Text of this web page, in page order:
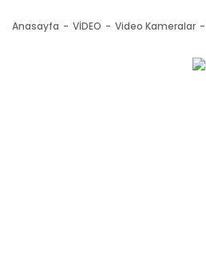
Anasayfa VİDEO Video Kameralar